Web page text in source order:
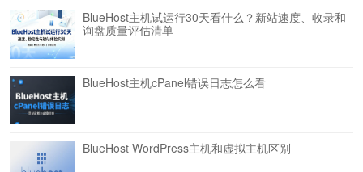
BlueHost主机试运行30天看什么？新站速度、收录和
询盘质量评估清单
BlueHost主机cPanel错误日志怎么看
BlueHost WordPress主机和虚拟主机区别